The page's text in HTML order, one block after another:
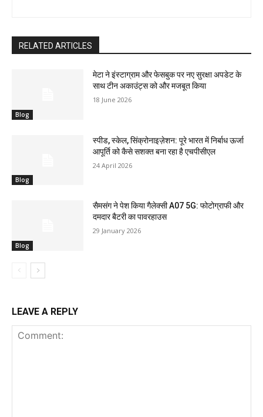
RELATED ARTICLES
Blog
मेटा ने इंस्टाग्राम और फेसबुक पर नए सुरक्षा अपडेट के
साथ टीन अकाउंट्स को और मजबूत किया
18 June 2026
Blog
स्पीड, स्केल, सिंक्रोनाइज़ेशन: पूरे भारत में निर्बाध ऊर्जा
आपूर्ति को कैसे सशक्त बना रहा है एचपीसीएल
24 April 2026
Blog
सैमसंग ने पेश किया गैलेक्सी A07 5G: फोटोग्राफी और
दमदार बैटरी का पावरहाउस
29 January 2026
LEAVE A REPLY